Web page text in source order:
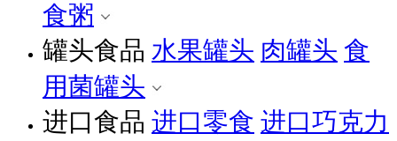
食粥
罐头食品 水果罐头 肉罐头 食
用菌罐头
进口食品 进口零食 进口巧克力